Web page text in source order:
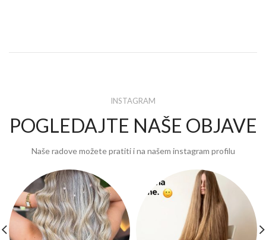
INSTAGRAM
POGLEDAJTE NAŠE OBJAVE
Naše radove možete pratiti i na našem instagram profilu